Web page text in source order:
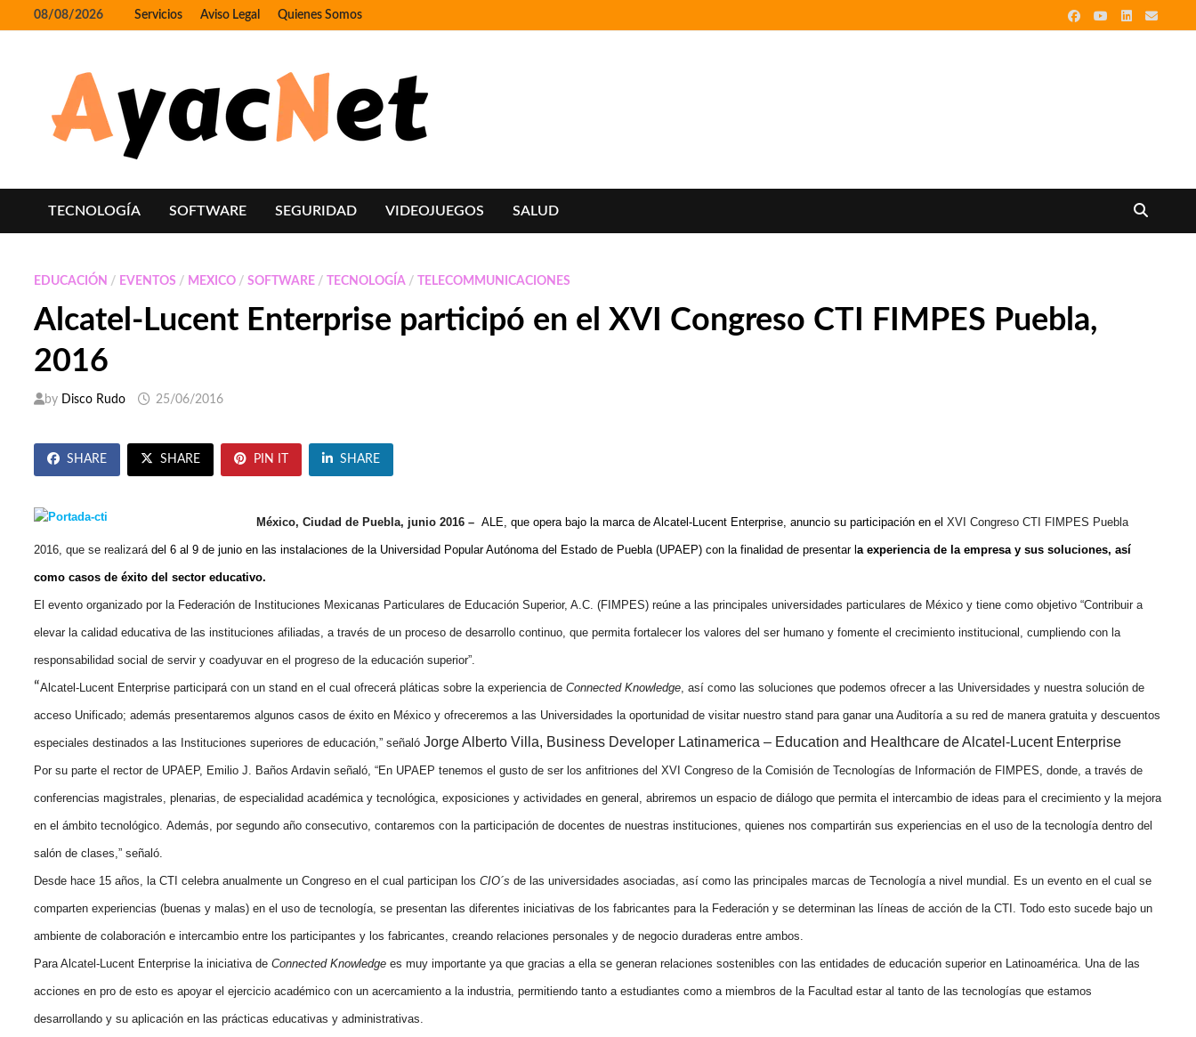
to
08/08/2026 Servicios Aviso Legal Quienes Somos
TECNOLOGÍA SOFTWARE SEGURIDAD VIDEOJUEGOS SALUD
EDUCACIÓN / EVENTOS / MEXICO /SOFTWARE / TECNOLOGÍA / TELECOMMUNICACIONES
Alcatel-Lucent Enterprise participó en el XVI Congreso CTI FIMPES Puebla,
2016
by Disco Rudo 25/06/2016
SHARE SHARE PIN IT SHARE
México, Ciudad de Puebla, junio 2016 – ALE, que opera bajo la marca de Alcatel-Lucent Enterprise, anuncio su participación en el XVI Congreso CTI FIMPES Puebla
2016, que se realizarádel 6 al 9 de junio en las instalaciones de la Universidad Popular Autónoma del Estado de Puebla (UPAEP) con la finalidad de presentar la experiencia de la empresa y sus soluciones, así
como casos de éxito del sector educativo.
El evento organizado por la Federación de Instituciones Mexicanas Particulares de Educación Superior, A.C. (FIMPES) reúne a las principales universidades particulares de México y tiene como objetivo “Contribuir a
elevar la calidad educativa de las instituciones afiliadas, a través de un proceso de desarrollo continuo, que permita fortalecer los valores del ser humano y fomente el crecimiento institucional, cumpliendo con la
responsabilidad social de servir y coadyuvar en el progreso de la educación superior”.
“Alcatel-Lucent Enterprise participará con un stand en el cual ofrecerá pláticas sobre la experiencia deConnected Knowledge, así como las soluciones que podemos ofrecer a las Universidades y nuestra solución de
acceso Unificado; además presentaremos algunos casos de éxito en México yofreceremos a las Universidades la oportunidad de visitar nuestro stand para ganar una Auditoría a su red de manera gratuita y descuentos
especiales destinados a las Instituciones superiores de educación,”señalóJorge Alberto Villa, Business Developer Latinamerica – Education and Healthcare de Alcatel-Lucent Enterprise
Por su parte el rector de UPAEP, Emilio J. Baños Ardavin señaló, “En UPAEP tenemos el gusto de ser los anfitriones del XVI Congreso de la Comisión de Tecnologías de Información de FIMPES, donde, a través de
conferencias magistrales, plenarias, de especialidad académica y tecnológica, exposiciones y actividades en general, abriremos un espacio de diálogo que permita el intercambio de ideas para el crecimiento y la mejora
en el ámbito tecnológico. Además, por segundo año consecutivo, contaremos con la participación de docentes de nuestras instituciones, quienes nos compartirán sus experiencias en el uso de la tecnología dentro del
salón de clases,” señaló.
Desde hace 15 años, la CTI celebra anualmente un Congreso en el cual participan losCIO´s de las universidades asociadas, así como las principales marcas de Tecnología a nivel mundial. Es un evento en el cual se
comparten experiencias (buenas y malas) en el uso de tecnología, se presentan las diferentes iniciativas de los fabricantes para la Federación y se determinan las líneas de acción de la CTI. Todo esto sucede bajo un
ambiente de colaboración e intercambio entre los participantes y los fabricantes, creando relaciones personales y de negocio duraderas entre ambos.
Para Alcatel-Lucent Enterprise la iniciativa deConnected Knowledgees muy importante ya que gracias a ella se generan relaciones sostenibles con las entidades de educación superior en Latinoamérica. Una de las
acciones en pro de esto es apoyar el ejercicio académico con un acercamiento a la industria, permitiendo tanto a estudiantes como a miembros de la Facultad estar al tanto de las tecnologías que estamos
desarrollando y su aplicación en las prácticas educativas y administrativas.